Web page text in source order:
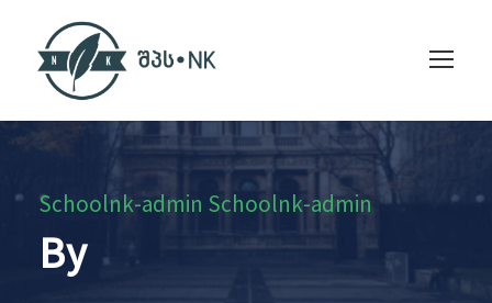
Schoolnk-admin Schoolnk-admin
By